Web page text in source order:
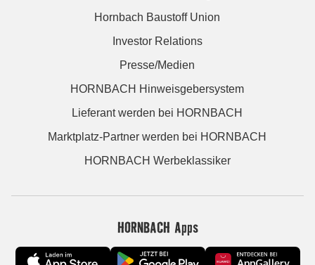
Hornbach Baustoff Union
Investor Relations
Presse/Medien
HORNBACH Hinweisgebersystem
Lieferant werden bei HORNBACH
Marktplatz-Partner werden bei HORNBACH
HORNBACH Werbeklassiker
HORNBACH Apps